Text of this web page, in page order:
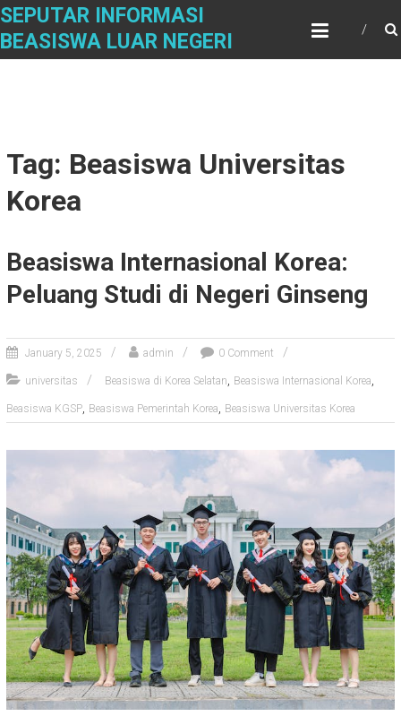
Skip
content
SEPUTAR INFORMASI
BEASISWA LUAR NEGERI
Tag: Beasiswa Universitas
Korea
Beasiswa Internasional Korea:
Peluang Studi di Negeri Ginseng
January 5, 2025 admin 0 Comment
universitas Beasiswa di Korea Selatan, Beasiswa Internasional Korea,
Beasiswa KGSP, Beasiswa Pemerintah Korea, Beasiswa Universitas Korea